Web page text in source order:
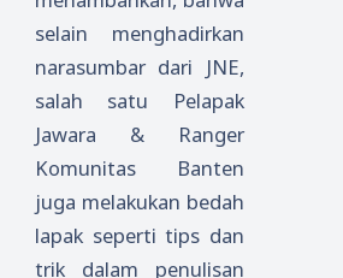
selain menghadirkan
narasumbar dari JNE,
salah satu Pelapak
Jawara & Ranger
Komunitas Banten
juga melakukan bedah
lapak seperti tips dan
trik dalam penulisan